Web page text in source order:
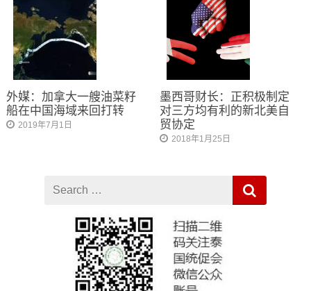
外媒：加拿大一艘油菜籽
船在中国海域来回打转
2019年7月1日
墨西哥财长：正积极制定
对三方均有利的新北美自
贸协定
2018年1月25日
for